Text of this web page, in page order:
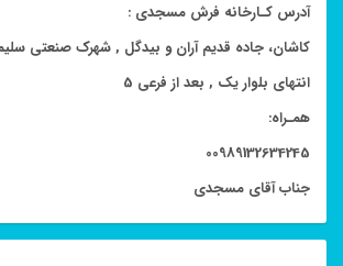
آدرس کـارخانه فرش مسجدی :
کاشان، جاده قدیم آران و بیدگل , شهرک صنعتی
انتهای بلوار یک , بعد از فرعی 5
همـراه:
00989132634245
جناب آقای مسجدی